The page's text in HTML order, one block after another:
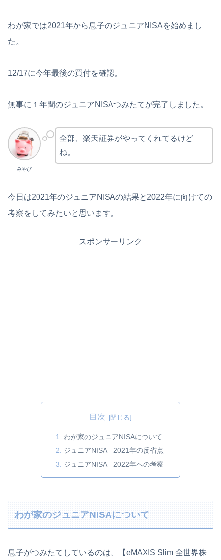
わが家では2021年から息子のジュニアNISAを始めまし
た。
12/17に今年最後の買付を確認。
無事に１年間のジュニアNISAつみたてが完了しました。
みやび
全部、楽天証券がやってくれてるけど
ね。
今日は2021年のジュニアNISAの結果と2022年に向けての
考察をしてみたいと思います。
スポンサーリンク
目次
わが家のジュニアNISAについて
ジュニアNISA 2021年の反省点
ジュニアNISA 2022年への考察
わが家のジュニアNISAについて
息子がつみたてしているのは、【eMAXIS Slim 全世界株